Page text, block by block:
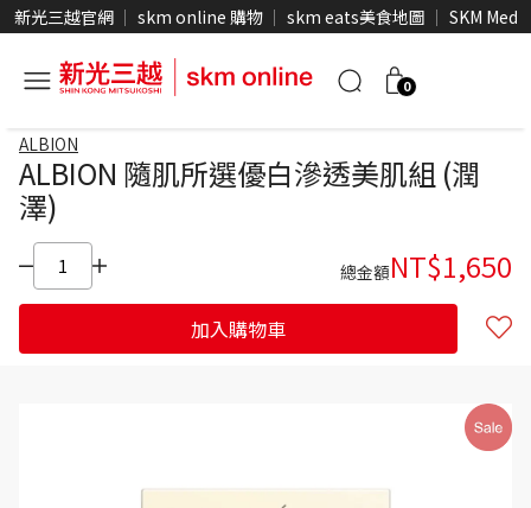
新光三越官網 skm online 購物 skm eats美食地圖 SKM Media
0
ALBION
ALBION 隨肌所選優白滲透美肌組 (潤
澤)
總金額NT$1,650
加入購物車